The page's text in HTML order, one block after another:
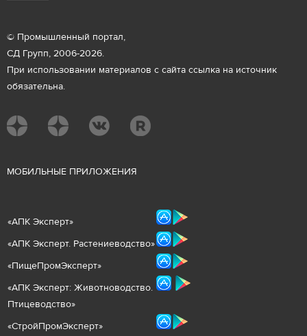
© Промышленный портал,
СД Групп, 2006-2026.
При использовании материалов с сайта ссылка на источник
обязательна.
МОБИЛЬНЫЕ ПРИЛОЖЕНИЯ
«АПК Эксперт»
«АПК Эксперт. Растениеводство»
«ПищеПромЭксперт»
«АПК Эксперт: Животноводство.
Птицеводство»
«СтройПромЭксперт»